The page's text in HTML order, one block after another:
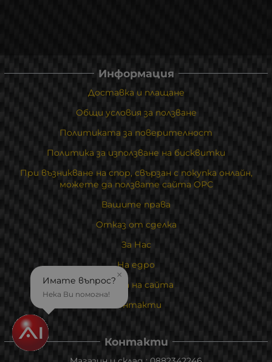
Информация
Доставка и плащане
Общи условия за ползване
Политиката за поверителност
Политика за използване на бисквитки
При възникване на спор, свързан с покупка онлайн,
можете да ползвате сайта ОРС
Вашите права
Отказ от сделка
За Нас
На едро
Карта на сайта
Контакти
Контакти
×
Имате въпрос?
Нека Ви помогна!